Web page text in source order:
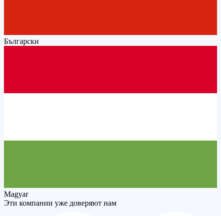
Български
Magyar
Эти компании уже доверяют нам